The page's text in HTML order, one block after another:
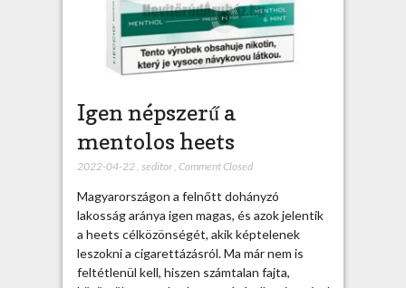
Igen népszerű a
mentolos heets
2022-04-22, seditor, Comment Closed
Magyarországon a felnőtt dohányzó
lakosság aránya igen magas, és azok jelentik
a heets célközönségét, akik képtelenek
leszokni a cigarettázásról. Ma már nem is
feltétlenül kell, hiszen számtalan fajta,